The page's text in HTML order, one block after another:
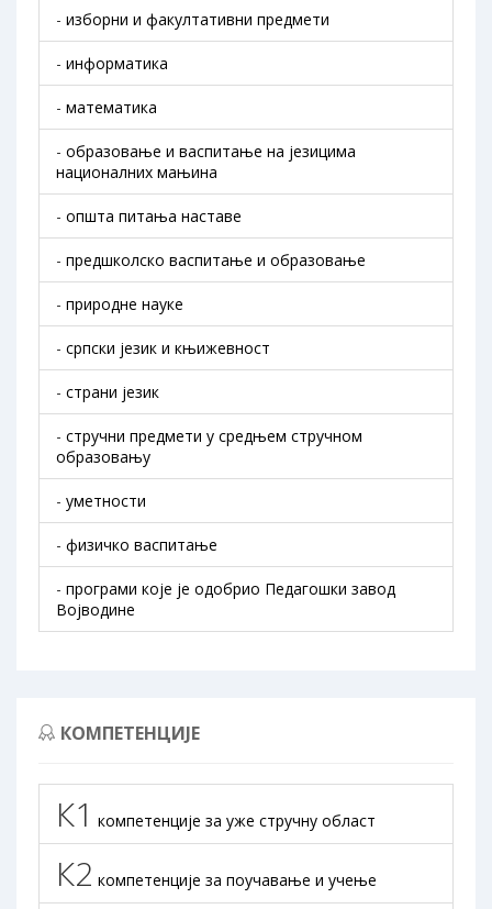
- изборни и факултативни предмети
- информатика
- математика
- образовање и васпитање на језицима
националних мањина
- општа питања наставе
- предшколско васпитање и образовање
- природне науке
- српски језик и књижевност
- страни језик
- стручни предмети у средњем стручном
образовању
- уметности
- физичко васпитање
- програми које је одобрио Педагошки завод
Војводине
КОМПЕТЕНЦИЈЕ
К1 компетенције за уже стручну област
К2 компетенције за поучавање и учење